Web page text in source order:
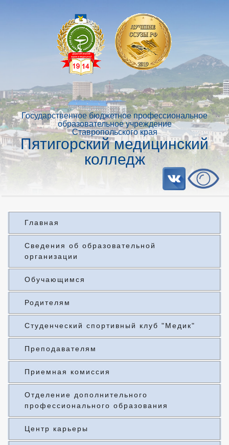
Государственное бюджетное профессиональное
образовательное учреждение
Ставропольского края
Пятигорский медицинский
колледж
Главная
Сведения об образовательной
организации
Обучающимся
Родителям
Студенческий спортивный клуб "Медик"
Преподавателям
Приемная комиссия
Отделение дополнительного
профессионального образования
Центр карьеры